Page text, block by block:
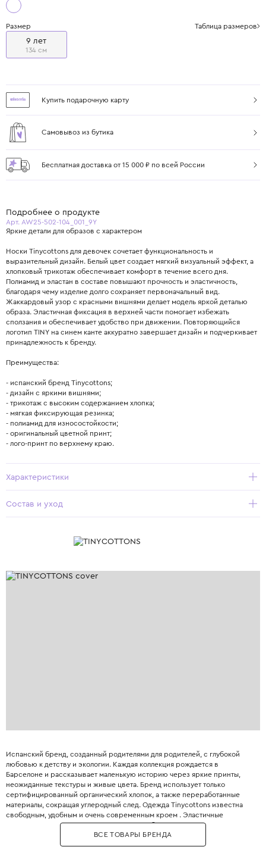
Размер Таблица размеров
9 лет
134 см
Купить подарочную карту
Самовывоз из бутика
Бесплатная доставка от 15 000 ₽ по всей России
Подробнее о продукте
Арт. AW25-502-104_001_9Y
Яркие детали для образов с характером
Носки Tinycottons для девочек сочетает функциональность и
выразительный дизайн. Белый цвет создает мягкий визуальный эффект, а
хлопковый трикотаж обеспечивает комфорт в течение всего дня.
Полиамид и эластан в составе повышают прочность и эластичность,
благодаря чему изделие долго сохраняет первоначальный вид.
Жаккардовый узор с красными вишнями делает модель яркой деталью
образа. Эластичная фиксация в верхней части помогает избежать
сползания и обеспечивает удобство при движении. Повторяющийся
логотип TINY на синем канте аккуратно завершает дизайн и подчеркивает
принадлежность к бренду.
Преимущества:
- испанский бренд Tinycottons;
- дизайн с яркими вишнями;
- трикотаж с высоким содержанием хлопка;
- мягкая фиксирующая резинка;
- полиамид для износостойкости;
- оригинальный цветной принт;
- лого-принт по верхнему краю.
Характеристики
Состав и уход
Испанский бренд, созданный родителями для родителей, с глубокой
любовью к детству и экологии. Каждая коллекция рождается в
Барселоне и рассказывает маленькую историю через яркие принты,
неожиданные текстуры и живые цвета. Бренд использует только
сертифицированный органический хлопок, а также переработанные
материалы, сокращая углеродный след. Одежда Tinycottons известна
свободным, удобным и очень современным кроем . Эластичные
манжеты, мягкие резинки и плоские швы обеспечивают максимальную
свободу движений для игр и сна. Принты являются визитной карточкой
бренда: забавные животные, абстрактные узоры, коллаборации с
ВСЕ ТОВАРЫ БРЕНДА